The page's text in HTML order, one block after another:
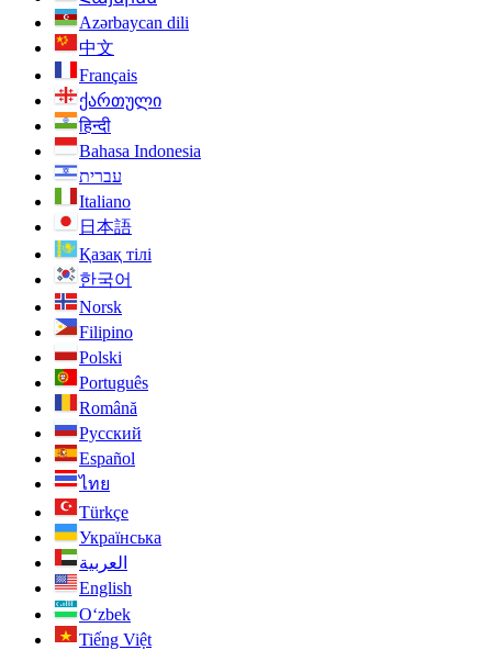
Azərbaycan dili
中文
Français
ქართული
हिन्दी
Bahasa Indonesia
עברית
Italiano
日本語
Қазақ тілі
한국어
Norsk
Filipino
Polski
Português
Română
Русский
Español
ไทย
Türkçe
Українська
العربية
English
O‘zbek
Tiếng Việt